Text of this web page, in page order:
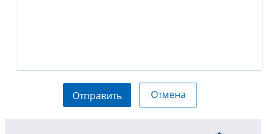
Отправить Отмена